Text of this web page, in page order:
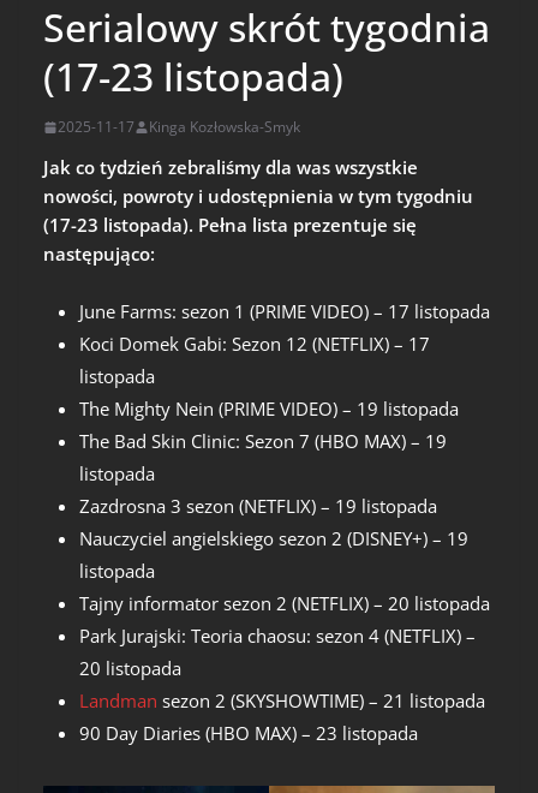
Serialowy skrót tygodnia
(17-23 listopada)
2025-11-17 Kinga Kozłowska-Smyk
Jak co tydzień zebraliśmy dla was wszystkie
nowości, powroty i udostępnienia w tym tygodniu
(17-23 listopada). Pełna lista prezentuje się
następująco:
June Farms: sezon 1 (PRIME VIDEO) – 17 listopada
Koci Domek Gabi: Sezon 12 (NETFLIX) – 17
listopada
The Mighty Nein (PRIME VIDEO) – 19 listopada
The Bad Skin Clinic: Sezon 7 (HBO MAX) – 19
listopada
Zazdrosna 3 sezon (NETFLIX) – 19 listopada
Nauczyciel angielskiego sezon 2 (DISNEY+) – 19
listopada
Tajny informator sezon 2 (NETFLIX) – 20 listopada
Park Jurajski: Teoria chaosu: sezon 4 (NETFLIX) –
20 listopada
Landman sezon 2 (SKYSHOWTIME) – 21 listopada
90 Day Diaries (HBO MAX) – 23 listopada